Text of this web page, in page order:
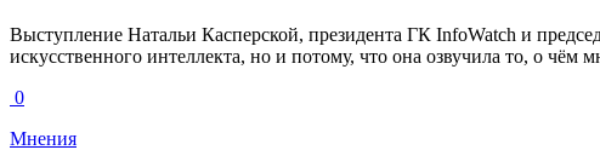
Выступление Натальи Касперской, президента ГК InfoWatch и
искусственного интеллекта, но и потому, что она озвучила то, о чём
0
Мнения